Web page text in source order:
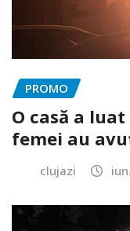
PROMO
O casă a
femei au
clujazi